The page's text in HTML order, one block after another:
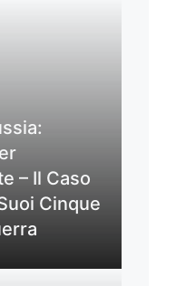
– Il Caso
Cinque